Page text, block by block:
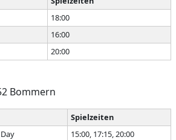
18:00
16:00
20:00
Bommern
Spielzeiten
15:00, 17:15, 20:00